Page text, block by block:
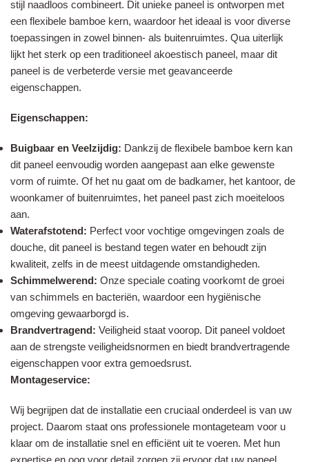
stijl naadloos combineert. Dit unieke paneel is ontworpen met
een flexibele bamboe kern, waardoor het ideaal is voor diverse
toepassingen in zowel binnen- als buitenruimtes. Qua uiterlijk
lijkt het sterk op een traditioneel akoestisch paneel, maar dit
paneel is de verbeterde versie met geavanceerde
eigenschappen.
Eigenschappen:
Buigbaar en Veelzijdig: Dankzij de flexibele bamboe kern kan
dit paneel eenvoudig worden aangepast aan elke gewenste
vorm of ruimte. Of het nu gaat om de badkamer, het kantoor, de
woonkamer of buitenruimtes, het paneel past zich moeiteloos
aan.
Waterafstotend: Perfect voor vochtige omgevingen zoals de
douche, dit paneel is bestand tegen water en behoudt zijn
kwaliteit, zelfs in de meest uitdagende omstandigheden.
Schimmelwerend: Onze speciale coating voorkomt de groei
van schimmels en bacteriën, waardoor een hygiënische
omgeving gewaarborgd is.
Brandvertragend: Veiligheid staat voorop. Dit paneel voldoet
aan de strengste veiligheidsnormen en biedt brandvertragende
eigenschappen voor extra gemoedsrust.
Montageservice:
Wij begrijpen dat de installatie een cruciaal onderdeel is van uw
project. Daarom staat ons professionele montageteam voor u
klaar om de installatie snel en efficiënt uit te voeren. Met hun
expertise en oog voor detail zorgen zij ervoor dat uw paneel